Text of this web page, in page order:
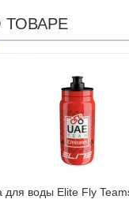
для воды Elite Fly